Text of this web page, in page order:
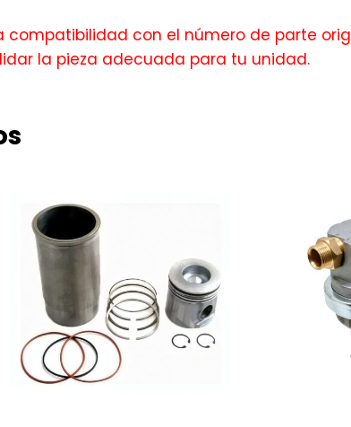
con el número de parte
la pieza adecuada para tu unidad.